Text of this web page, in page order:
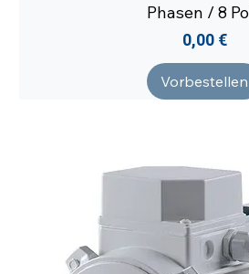
Phasen / 8
Preis
0,00 €
Vorbestellen